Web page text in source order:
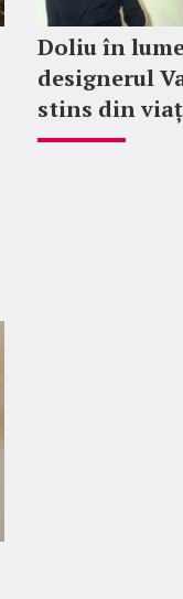
Doliu în
designerul
stins din